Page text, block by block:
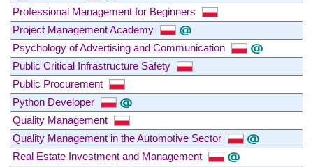
Professional Management for Beginners
Project Management Academy
Psychology of Advertising and Communication
Public Critical Infrastructure Safety
Public Procurement
Python Developer
Quality Management
Quality Management in the Automotive Sector
Real Estate Investment and Management